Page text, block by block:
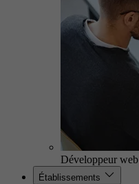
Développeur web
Établissements